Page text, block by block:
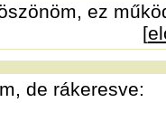
ez
[
de rákeresve: